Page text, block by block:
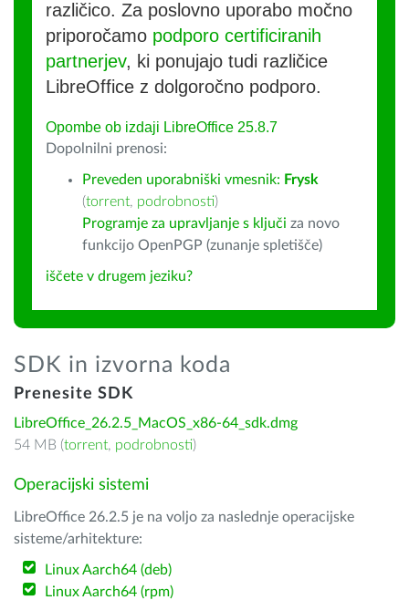
različico. Za poslovno uporabo močno
priporočamo podporo certificiranih
partnerjev, ki ponujajo tudi različice
LibreOffice z dolgoročno podporo.
Opombe ob izdaji LibreOffice 25.8.7
Dopolnilni prenosi:
Preveden uporabniški vmesnik: Frysk
(torrent, podrobnosti)
Programje za upravljanje s ključi za novo
funkcijo OpenPGP (zunanje spletišče)
iščete v drugem jeziku?
SDK in izvorna koda
Prenesite SDK
LibreOffice_26.2.5_MacOS_x86-64_sdk.dmg
54 MB (torrent, podrobnosti)
Operacijski sistemi
LibreOffice 26.2.5 je na voljo za naslednje operacijske
sisteme/arhitekture:
Linux Aarch64 (deb)
Linux Aarch64 (rpm)